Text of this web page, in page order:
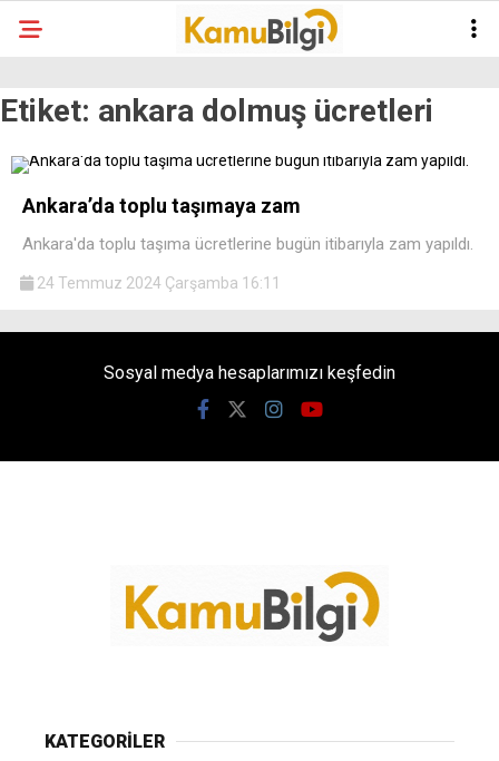
Etiket: ankara dolmuş ücretleri
Ankara’da toplu taşımaya zam
Ankara'da toplu taşıma ücretlerine bugün itibarıyla zam yapıldı.
24 Temmuz 2024 Çarşamba 16:11
Sosyal medya hesaplarımızı keşfedin
KATEGORİLER